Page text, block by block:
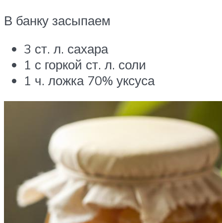
В банку засыпаем
3 ст. л. сахара
1 с горкой ст. л. соли
1 ч. ложка 70% уксуса